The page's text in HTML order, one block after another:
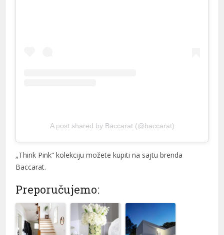
A post shared by Baccarat (@baccarat)
„Think Pink“ kolekciju možete kupiti na sajtu brenda
Baccarat.
Preporučujemo: